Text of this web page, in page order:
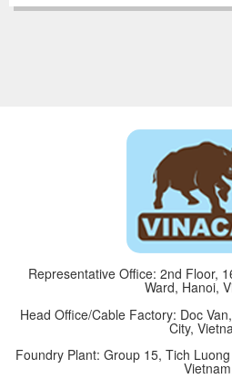
Representative Office: 2nd Floor,
Ward, Hanoi,
Head Office/Cable Factory: Doc
City,
Foundry Plant: Group 15, Tich